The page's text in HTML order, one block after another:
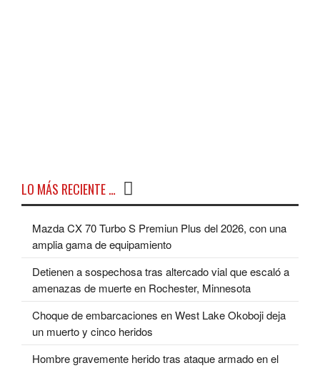
LO MÁS RECIENTE …
Mazda CX 70 Turbo S Premiun Plus del 2026, con una
amplia gama de equipamiento
Detienen a sospechosa tras altercado vial que escaló a
amenazas de muerte en Rochester, Minnesota
Choque de embarcaciones en West Lake Okoboji deja
un muerto y cinco heridos
Hombre gravemente herido tras ataque armado en el